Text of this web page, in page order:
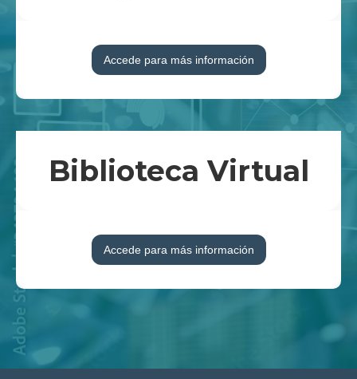
Accede para más información
Biblioteca Virtual
Accede para más información